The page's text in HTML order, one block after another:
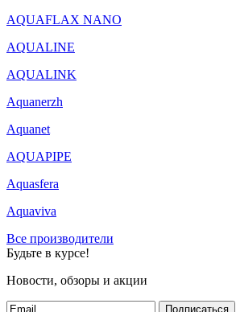
AQUAFLAX NANO
AQUALINE
AQUALINK
Aquanerzh
Aquanet
AQUAPIPE
Aquasfera
Aquaviva
Все производители
Будьте в курсе!
Новости, обзоры и акции
Подписаться